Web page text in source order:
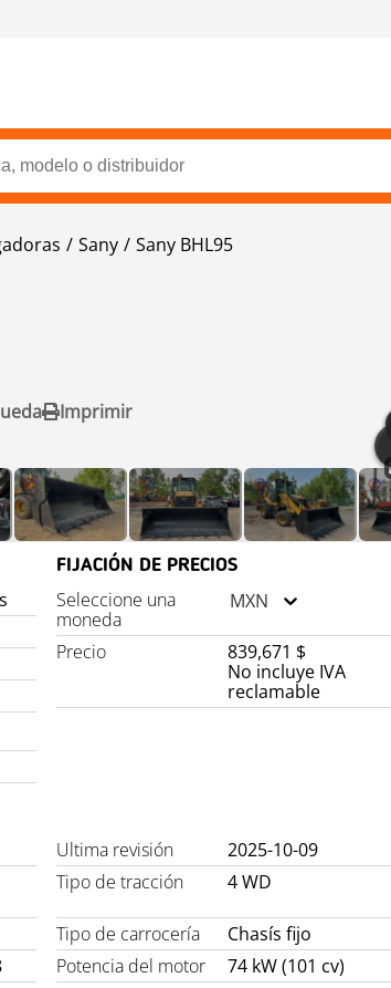
Sany Sany BHL95
Imprimir
FIJACIÓN DE PRECIOS
Seleccione una
moneda
MXN
Precio
839,671 $
No incluye IVA
reclamable
Ultima revisión
2025-10-09
Tipo de tracción 4 WD
Tipo de carrocería
Chasís fijo
Potencia del motor
74 kW (101 cv)